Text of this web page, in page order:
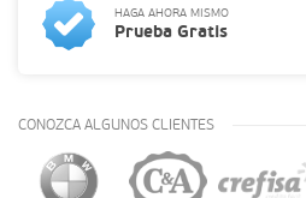
HAGA AHORA MISMO
Prueba Gratis
CONOZCA ALGUNOS CLIENTES